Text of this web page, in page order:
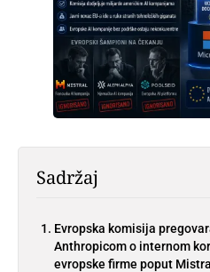
Sadržaj
Evropska komisija
Anthropicom o internom
evropske firme poput